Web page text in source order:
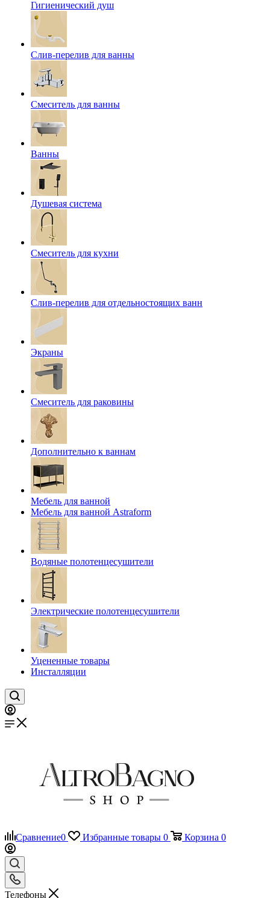
Гигиенический душ
Слив-перелив для ванны
Смеситель для ванны
Ванны
Душевая система
Смеситель для кухни
Слив-перелив для отдельностоящих ванн
Экраны
Смеситель для раковины
Дополнительно к ваннам
Мебель для ванной
Мебель для ванной Astraform
Водяные полотенцесушители
Электрические полотенцесушители
Уцененные товары
Инсталляции
Сравнение0 Избранные товары 0 Корзина 0
Телефоны